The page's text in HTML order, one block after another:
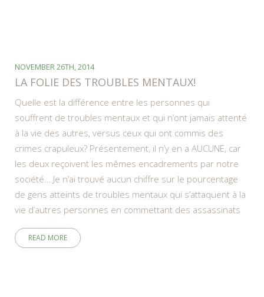
NOVEMBER 26TH, 2014
LA FOLIE DES TROUBLES MENTAUX!
Quelle est la différence entre les personnes qui
souffrent de troubles mentaux et qui n’ont jamais attenté
à la vie des autres, versus ceux qui ont commis des
crimes crapuleux? Présentement, il n’y en a AUCUNE, car
les deux reçoivent les mêmes encadrements par notre
société… Je n’ai trouvé aucun chiffre sur le pourcentage
de gens atteints de troubles mentaux qui s’attaquent à la
vie d’autres personnes en commettant des assassinats
READ MORE